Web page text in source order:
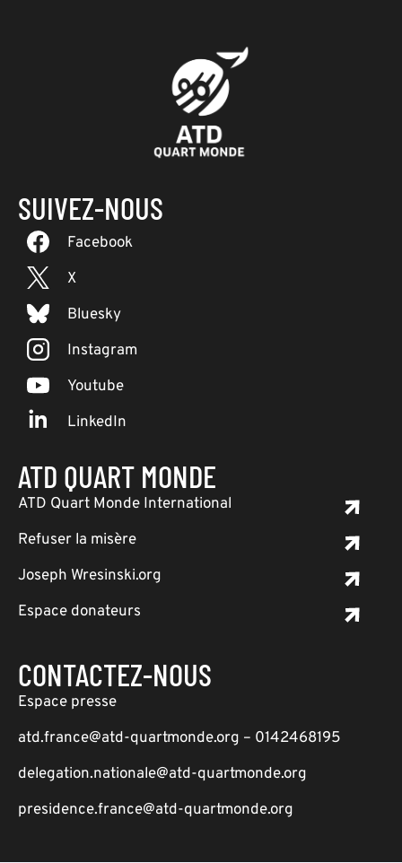
SUIVEZ-NOUS
Facebook
X
Bluesky
Instagram
Youtube
LinkedIn
ATD QUART MONDE
ATD Quart Monde International
Refuser la misère
Joseph Wresinski.org
Espace donateurs
CONTACTEZ-NOUS
Espace presse
atd.france@atd-quartmonde.org – 0142468195
delegation.nationale@atd-quartmonde.org
presidence.france@atd-quartmonde.org